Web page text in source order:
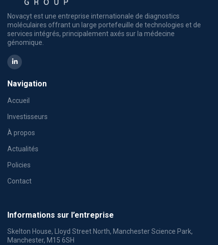
Novacyt est une entreprise internationale de diagnostics
moléculaires offrant un large portefeuille de technologies et de
services intégrés, principalement axés sur la médecine
génomique.
Navigation
Accueil
Investisseurs
À propos
Actualités
Policies
Contact
Informations sur l’entreprise
Skelton House, Lloyd Street North, Manchester Science Park,
Manchester, M15 6SH